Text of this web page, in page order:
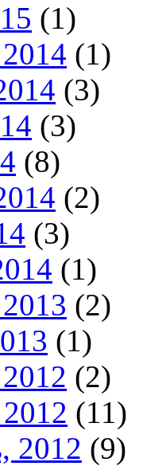
(1)
(1)
(3)
(3)
(8)
(2)
(3)
(1)
(2)
(1)
(2)
(11)
2012 (9)